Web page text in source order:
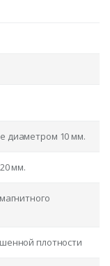
диаметром 10 мм.
мм.
плотности